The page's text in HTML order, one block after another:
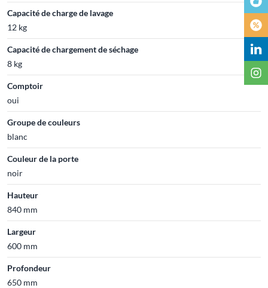
Capacité de charge de lavage
12 kg
Capacité de chargement de séchage
8 kg
Comptoir
oui
Groupe de couleurs
blanc
Couleur de la porte
noir
Hauteur
840 mm
Largeur
600 mm
Profondeur
650 mm